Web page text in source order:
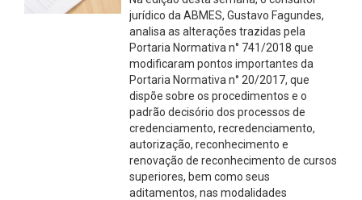
jurídico da ABMES, Gustavo Fagundes,
analisa as alterações trazidas pela
Portaria Normativa n° 741/2018 que
modificaram pontos importantes da
Portaria Normativa n° 20/2017, que
dispõe sobre os procedimentos e o
padrão decisório dos processos de
credenciamento, recredenciamento,
autorização, reconhecimento e
renovação de reconhecimento de cursos
superiores, bem como seus
aditamentos, nas modalidades